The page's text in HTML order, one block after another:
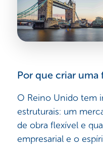
Por que criar uma
O Reino Unido tem
estruturais: um
de obra flexível e
empresarial e o